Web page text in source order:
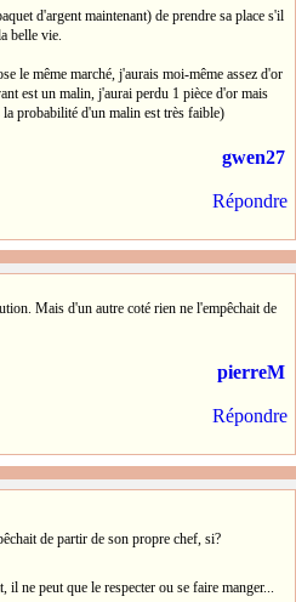
d'argent maintenant) de prendre sa place s'il
belle vie.
le même marché, j'aurais moi-même assez d'or
est un malin, j'aurai perdu 1 pièce d'or mais
probabilité d'un malin est très faible)
gwen27
Répondre
Mais d'un autre coté rien ne l'empêchait de
pierreM
Répondre
de partir de son propre chef, si?
il ne peut que le respecter ou se faire manger...